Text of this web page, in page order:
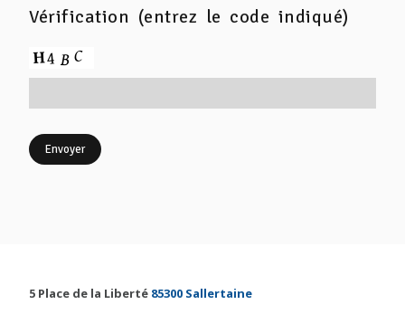
Vérification (entrez le code indiqué)
5 Place de la Liberté 85300 Sallertaine